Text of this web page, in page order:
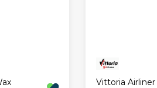
Vittoria